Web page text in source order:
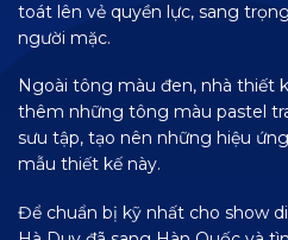
toát lên vẻ quyền lực, sang
người mặc.
Ngoài tông màu đen, nhà thiết
thêm những tông màu pastel
sưu tập, tạo nên những hiệu
mẫu thiết kế này.
Để chuẩn bị kỹ nhất cho show